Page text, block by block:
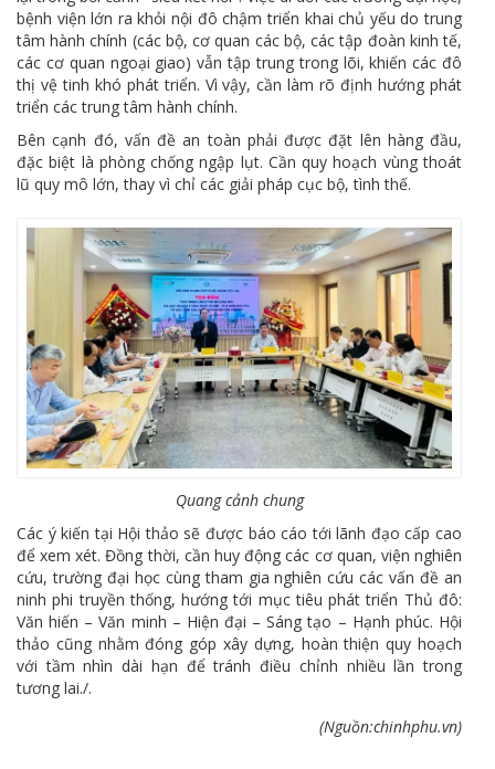
bệnh viện lớn ra khỏi nội đô chậm triển khai chủ yếu do trung
tâm hành chính (các bộ, cơ quan các bộ, các tập đoàn kinh tế,
các cơ quan ngoại giao) vẫn tập trung trong lõi, khiến các đô
thị vệ tinh khó phát triển. Vì vậy, cần làm rõ định hướng phát
triển các trung tâm hành chính.
Bên cạnh đó, vấn đề an toàn phải được đặt lên hàng đầu,
đặc biệt là phòng chống ngập lụt. Cần quy hoạch vùng thoát
lũ quy mô lớn, thay vì chỉ các giải pháp cục bộ, tình thế.
Quang cảnh chung
Các ý kiến tại Hội thảo sẽ được báo cáo tới lãnh đạo cấp cao
để xem xét. Đồng thời, cần huy động các cơ quan, viện nghiên
cứu, trường đại học cùng tham gia nghiên cứu các vấn đề an
ninh phi truyền thống, hướng tới mục tiêu phát triển Thủ đô:
Văn hiến – Văn minh – Hiện đại – Sáng tạo – Hạnh phúc. Hội
thảo cũng nhằm đóng góp xây dựng, hoàn thiện quy hoạch
với tầm nhìn dài hạn để tránh điều chỉnh nhiều lần trong
tương lai./.
(Nguồn:chinhphu.vn)